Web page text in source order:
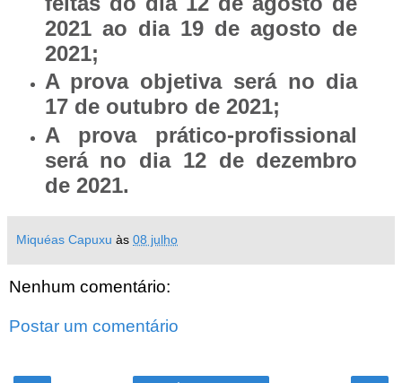
2021 ao dia 19 de agosto de
2021;
A prova objetiva será no dia
17 de outubro de 2021;
A prova prático-profissional
será no dia 12 de dezembro
de 2021.
Miquéas Capuxu às 08 julho
Nenhum comentário:
Postar um comentário